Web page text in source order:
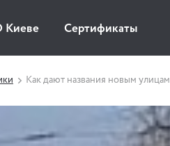
Киеве Сертификаты
Как дают названия новым улицам